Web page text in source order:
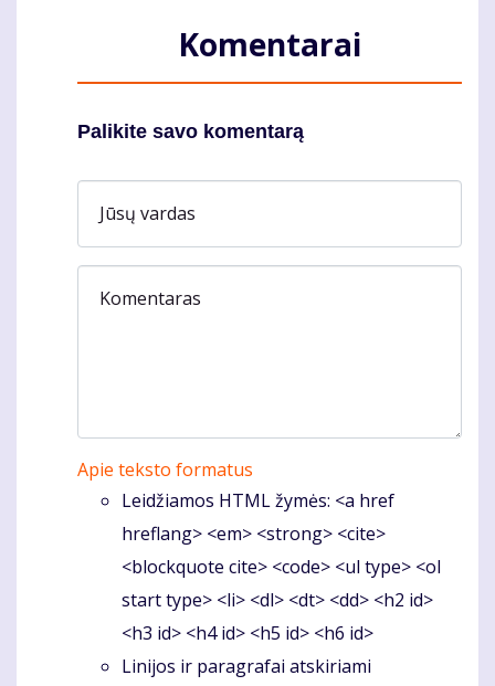
Komentarai
Palikite savo komentarą
Jūsų vardas
Komentaras
Apie teksto formatus
Leidžiamos HTML žymės: <a href
hreflang> <em> <strong> <cite>
<blockquote cite> <code> <ul type> <ol
start type> <li> <dl> <dt> <dd> <h2 id>
<h3 id> <h4 id> <h5 id> <h6 id>
Linijos ir paragrafai atskiriami